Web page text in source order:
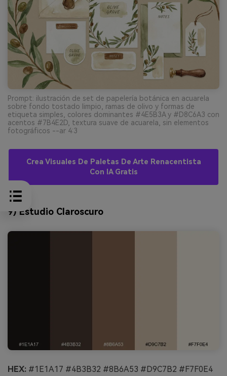
Prompt: ilustración de set de papelería botánica en acuarela
sobre fondo tostado limpio, ramas de olivo y formas de
etiqueta simples, colores dominantes #4E5B3A y #D8C6A3 con
acentos #7B4E2D, textura suave de acuarela, sin elementos
fotográficos --ar 4:3
Crea Visuales De Paletas De Arte Renacentista
Con IA Gratis
9) Estudio Claroscuro
HEX: #1E1A17 #4B3B32 #8B6A53 #D9C7B2 #F7F0E4